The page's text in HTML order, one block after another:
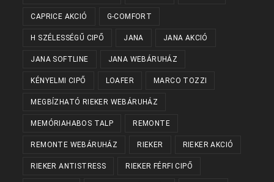
CAPRICE AKCIÓ G-COMFORT
H SZÉLESSÉGŰ CIPŐ JANA JANA AKCIÓ
JANA SOFTLINE JANA WEBÁRUHÁZ
KÉNYELMI CIPŐ LOAFER MARCO TOZZI
MEGBÍZHATÓ RIEKER WEBÁRUHÁZ
MEMÓRIAHABOS TALP REMONTE
REMONTE WEBÁRUHÁZ RIEKER RIEKER AKCIÓ
RIEKER ANTISTRESS RIEKER FÉRFI CIPŐ